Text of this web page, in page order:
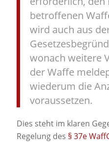
betroffenen
wird auch aus
wonach weitere
der Waffe
wiederum die
voraussetzen.
Dies steht im klaren
Regelung des § 37e